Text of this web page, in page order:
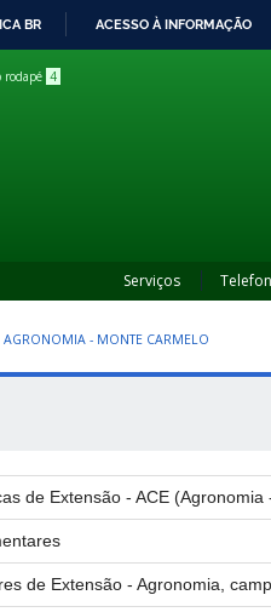
BR ACESSO À INFORMAÇÃO
rodapé 4
Serviços
- MONTE CARMELO
de Extensão - ACE
de Extensão - Agronomia,